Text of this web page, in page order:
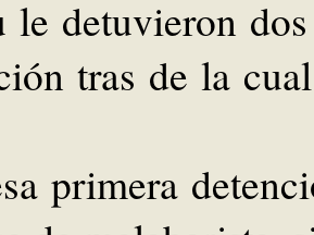
detuvieron
tras de la
primera